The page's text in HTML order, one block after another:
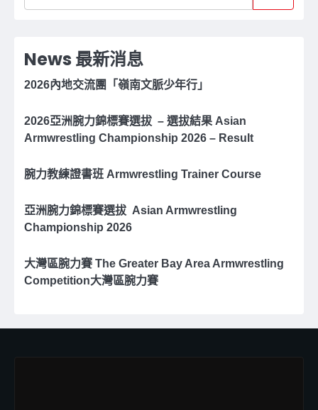
News 最新消息
2026內地交流團「嶺南文脈少年行」
2026亞洲腕⼒錦標賽選拔 – 選拔結果 Asian
Armwrestling Championship 2026 – Result
腕力教練證書班 Armwrestling Trainer Course
亞洲腕⼒錦標賽選拔 Asian Armwrestling
Championship 2026
大灣區腕力賽 The Greater Bay Area Armwrestling
Competition大灣區腕力賽